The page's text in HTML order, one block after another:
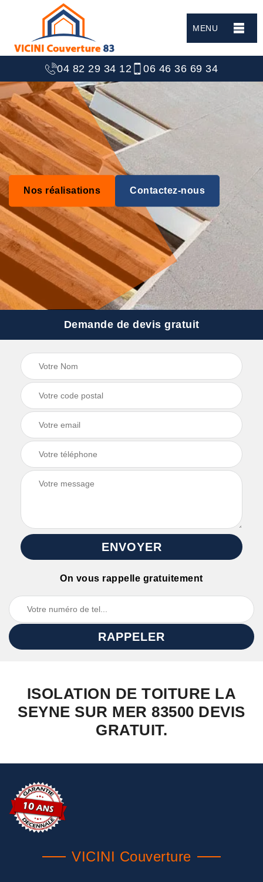
MENU
04 82 29 34 12 06 46 36 69 34
Nos réalisations Contactez-nous
Demande de devis gratuit
On vous rappelle gratuitement
ISOLATION DE TOITURE LA
SEYNE SUR MER 83500 DEVIS
GRATUIT.
VICINI Couverture